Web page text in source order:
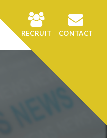
RECRUIT CONTACT